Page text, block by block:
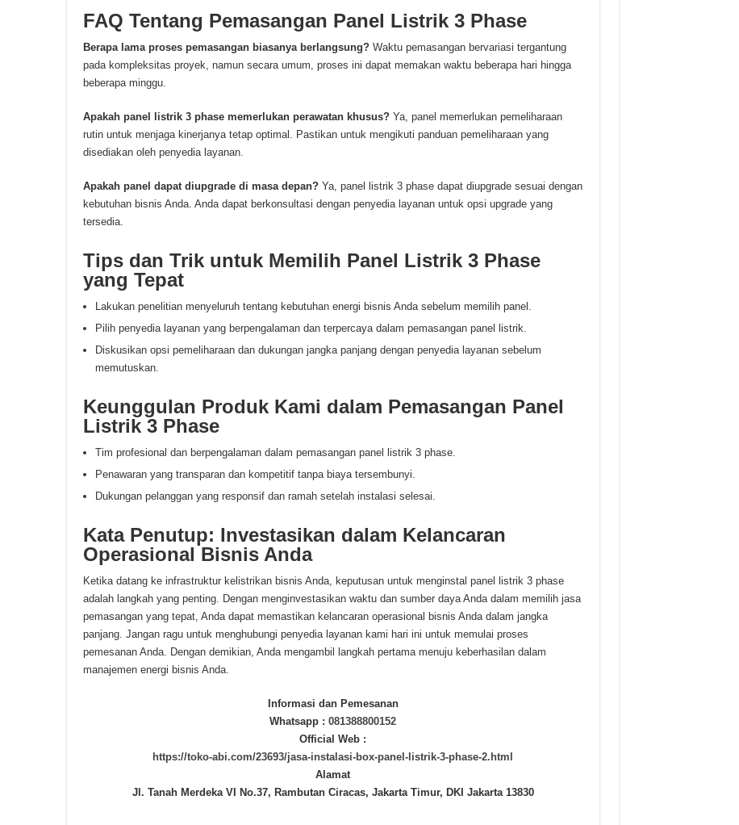
FAQ Tentang Pemasangan Panel Listrik 3 Phase
Berapa lama proses pemasangan biasanya berlangsung?Waktu pemasangan bervariasi tergantung
pada kompleksitas proyek, namun secara umum, proses ini dapat memakan waktu beberapa hari hingga
beberapa minggu.
Apakah panel listrik 3 phase memerlukan perawatan khusus?Ya, panel memerlukan pemeliharaan
rutin untuk menjaga kinerjanya tetap optimal. Pastikan untuk mengikuti panduan pemeliharaan yang
disediakan oleh penyedia layanan.
Apakah panel dapat diupgrade di masa depan?Ya, panel listrik 3 phase dapat diupgrade sesuai dengan
kebutuhan bisnis Anda. Anda dapat berkonsultasi dengan penyedia layanan untuk opsi upgrade yang
tersedia.
Tips dan Trik untuk Memilih Panel Listrik 3 Phase
yang Tepat
Lakukan penelitian menyeluruh tentang kebutuhan energi bisnis Anda sebelum memilih panel.
Pilih penyedia layanan yang berpengalaman dan terpercaya dalam pemasangan panel listrik.
Diskusikan opsi pemeliharaan dan dukungan jangka panjang dengan penyedia layanan sebelum
memutuskan.
Keunggulan Produk Kami dalam Pemasangan Panel
Listrik 3 Phase
Tim profesional dan berpengalaman dalam pemasangan panel listrik 3 phase.
Penawaran yang transparan dan kompetitif tanpa biaya tersembunyi.
Dukungan pelanggan yang responsif dan ramah setelah instalasi selesai.
Kata Penutup: Investasikan dalam Kelancaran
Operasional Bisnis Anda
Ketika datang ke infrastruktur kelistrikan bisnis Anda, keputusan untuk menginstal panel listrik 3 phase
adalah langkah yang penting. Dengan menginvestasikan waktu dan sumber daya Anda dalam memilih jasa
pemasangan yang tepat, Anda dapat memastikan kelancaran operasional bisnis Anda dalam jangka
panjang. Jangan ragu untuk menghubungi penyedia layanan kami hari ini untuk memulai proses
pemesanan Anda. Dengan demikian, Anda mengambil langkah pertama menuju keberhasilan dalam
manajemen energi bisnis Anda.
Informasi dan Pemesanan
Whatsapp : 081388800152
Official Web :
https://toko-abi.com/23693/jasa-instalasi-box-panel-listrik-3-phase-2.html
Alamat
Jl. Tanah Merdeka VI No.37, Rambutan Ciracas, Jakarta Timur, DKI Jakarta 13830